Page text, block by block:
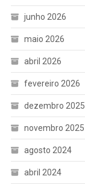
junho 2026
maio 2026
abril 2026
fevereiro 2026
dezembro 2025
novembro 2025
agosto 2024
abril 2024